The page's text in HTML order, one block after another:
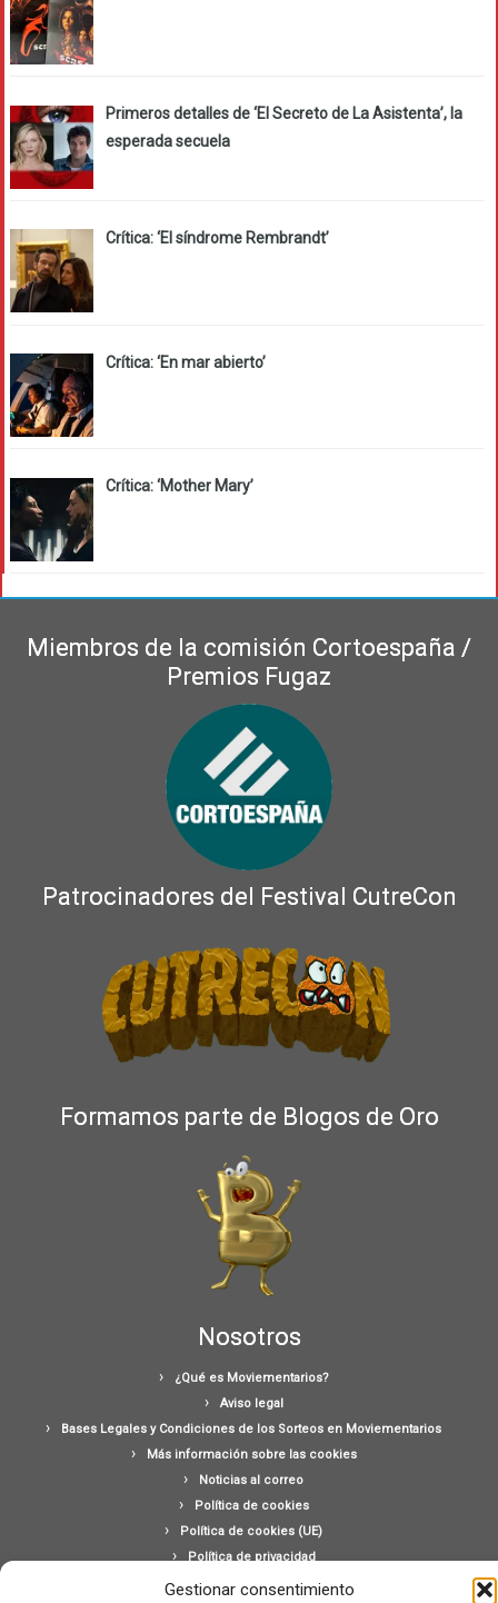
Gestionar consentimiento
Primeros detalles de ‘El Secreto de La Asistenta’, la
esperada secuela
Crítica: ‘El síndrome Rembrandt’
Crítica: ‘En mar abierto’
Crítica: ‘Mother Mary’
Miembros de la comisión Cortoespaña /
Premios Fugaz
Patrocinadores del Festival CutreCon
Formamos parte de Blogos de Oro
Nosotros
¿Qué es Moviementarios?
Aviso legal
Bases Legales y Condiciones de los Sorteos en Moviementarios
Más información sobre las cookies
Noticias al correo
Política de cookies
Política de cookies (UE)
Política de privacidad
Ponte en contacto con nosotros